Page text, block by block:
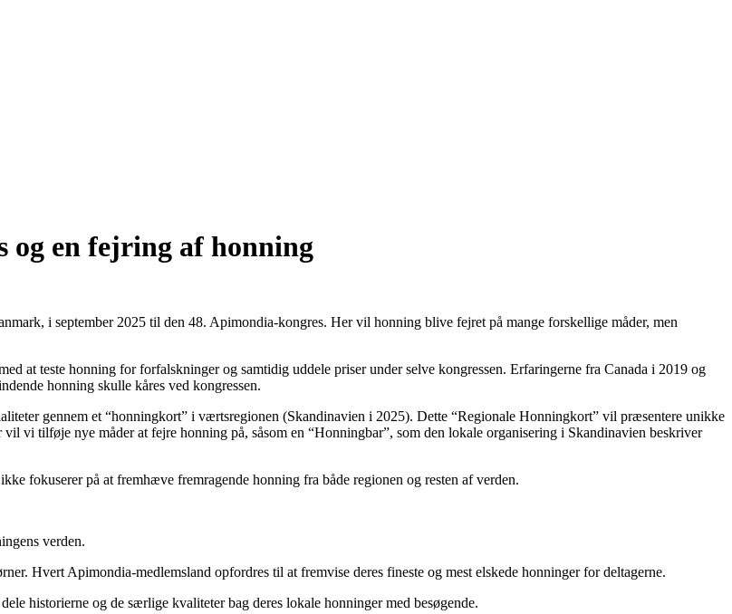
en fejring af honning
i september 2025 til den 48. Apimondia-kongres. Her vil honning blive fejret på mange forskellige måder, men
at teste honning for forfalskninger og samtidig uddele priser under selve kongressen. Erfaringerne fra Canada i 2019 og
honning skulle kåres ved kongressen.
gennem et “honningkort” i værtsregionen (Skandinavien i 2025). Dette “Regionale Honningkort” vil præsentere unikke
vi tilføje nye måder at fejre honning på, såsom en “Honningbar”, som den lokale organisering i Skandinavien beskriver
fokuserer på at fremhæve fremragende honning fra både regionen og resten af verden.
verden.
Hvert Apimondia-medlemsland opfordres til at fremvise deres fineste og mest elskede honninger for deltagerne.
historierne og de særlige kvaliteter bag deres lokale honninger med besøgende.